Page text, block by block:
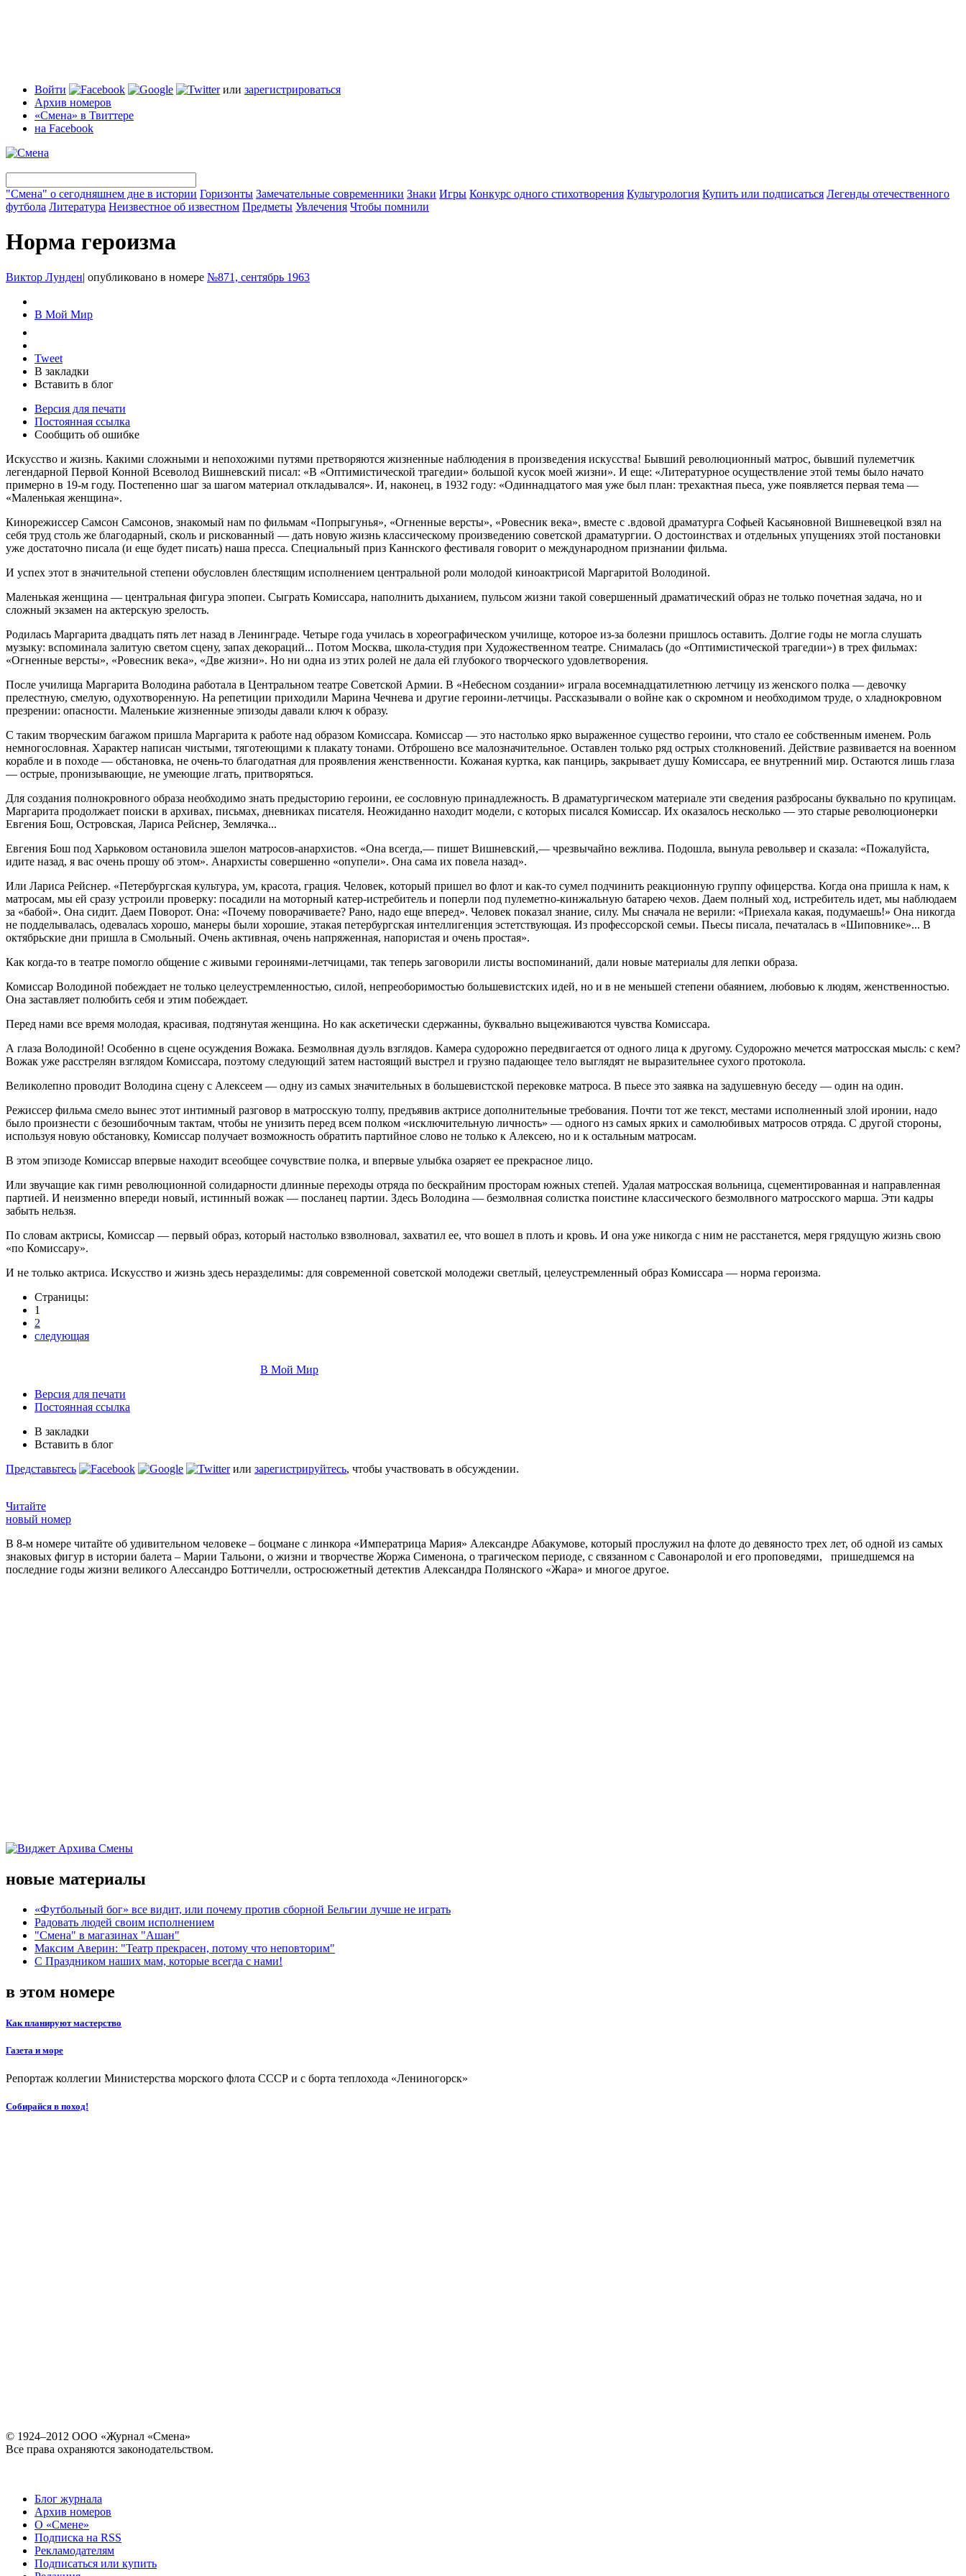
Войти или зарегистрироваться
Архив номеров
«Смена» в Твиттере
на Facebook
"Смена" о сегодняшнем дне в истории Горизонты Замечательные современники Знаки Игры Конкурс одного стихотворения Культурология Купить или подписаться Легенды отечественного
футбола Литература Неизвестное об известном Предметы Увлечения Чтобы помнили
Норма героизма
Виктор Лунден| опубликовано в номере №871, сентябрь 1963
В Мой Мир
Tweet
В закладки
Вставить в блог
Версия для печати
Постоянная ссылка
Сообщить об ошибке
Искусство и жизнь. Какими сложными и непохожими путями претворяются жизненные наблюдения в произведения искусства! Бывший революционный матрос, бывший пулеметчик
легендарной Первой Конной Всеволод Вишневский писал: «В «Оптимистической трагедии» большой кусок моей жизни». И еще: «Литературное осуществление этой темы было начато
примерно в 19-м году. Постепенно шаг за шагом материал откладывался». И, наконец, в 1932 году: «Одиннадцатого мая уже был план: трехактная пьеса, уже появляется первая тема —
«Маленькая женщина».
Кинорежиссер Самсон Самсонов, знакомый нам по фильмам «Попрыгунья», «Огненные версты», «Ровесник века», вместе с .вдовой драматурга Софьей Касьяновной Вишневецкой взял на
себя труд столь же благодарный, сколь и рискованный — дать новую жизнь классическому произведению советской драматургии. О достоинствах и отдельных упущениях этой постановки
уже достаточно писала (и еще будет писать) наша пресса. Специальный приз Каннского фестиваля говорит о международном признании фильма.
И успех этот в значительной степени обусловлен блестящим исполнением центральной роли молодой киноактрисой Маргаритой Володиной.
Маленькая женщина — центральная фигура эпопеи. Сыграть Комиссара, наполнить дыханием, пульсом жизни такой совершенный драматический образ не только почетная задача, но и
сложный экзамен на актерскую зрелость.
Родилась Маргарита двадцать пять лет назад в Ленинграде. Четыре года училась в хореографическом училище, которое из-за болезни пришлось оставить. Долгие годы не могла слушать
музыку: вспоминала залитую светом сцену, запах декораций... Потом Москва, школа-студия при Художественном театре. Снималась (до «Оптимистической трагедии») в трех фильмах:
«Огненные версты», «Ровесник века», «Две жизни». Но ни одна из этих ролей не дала ей глубокого творческого удовлетворения.
После училища Маргарита Володина работала в Центральном театре Советской Армии. В «Небесном создании» играла восемнадцатилетнюю летчицу из женского полка — девочку
прелестную, смелую, одухотворенную. На репетиции приходили Марина Чечнева и другие героини-летчицы. Рассказывали о войне как о скромном и необходимом труде, о хладнокровном
презрении: опасности. Маленькие жизненные эпизоды давали ключ к образу.
С таким творческим багажом пришла Маргарита к работе над образом Комиссара. Комиссар — это настолько ярко выраженное существо героини, что стало ее собственным именем. Роль
немногословная. Характер написан чистыми, тяготеющими к плакату тонами. Отброшено все малозначительное. Оставлен только ряд острых столкновений. Действие развивается на военном
корабле и в походе — обстановка, не очень-то благодатная для проявления женственности. Кожаная куртка, как панцирь, закрывает душу Комиссара, ее внутренний мир. Остаются лишь глаза
— острые, пронизывающие, не умеющие лгать, притворяться.
Для создания полнокровного образа необходимо знать предысторию героини, ее сословную принадлежность. В драматургическом материале эти сведения разбросаны буквально по крупицам.
Маргарита продолжает поиски в архивах, письмах, дневниках писателя. Неожиданно находит модели, с которых писался Комиссар. Их оказалось несколько — это старые революционерки
Евгения Бош, Островская, Лариса Рейснер, Землячка...
Евгения Бош под Харьковом остановила эшелон матросов-анархистов. «Она всегда,— пишет Вишневский,— чрезвычайно вежлива. Подошла, вынула револьвер и сказала: «Пожалуйста,
идите назад, я вас очень прошу об этом». Анархисты совершенно «опупели». Она сама их повела назад».
Или Лариса Рейснер. «Петербургская культура, ум, красота, грация. Человек, который пришел во флот и как-то сумел подчинить реакционную группу офицерства. Когда она пришла к нам, к
матросам, мы ей сразу устроили проверку: посадили на моторный катер-истребитель и поперли под пулеметно-кинжальную батарею чехов. Даем полный ход, истребитель идет, мы наблюдаем
за «бабой». Она сидит. Даем Поворот. Она: «Почему поворачиваете? Рано, надо еще вперед». Человек показал знание, силу. Мы сначала не верили: «Приехала какая, подумаешь!» Она никогда
не подделывалась, одевалась хорошо, манеры были хорошие, этакая петербургская интеллигенция эстетствующая. Из профессорской семьи. Пьесы писала, печаталась в «Шиповнике»... В
октябрьские дни пришла в Смольный. Очень активная, очень напряженная, напористая и очень простая».
Как когда-то в театре помогло общение с живыми героинями-летчицами, так теперь заговорили листы воспоминаний, дали новые материалы для лепки образа.
Комиссар Володиной побеждает не только целеустремленностью, силой, непреоборимостью большевистских идей, но и в не меньшей степени обаянием, любовью к людям, женственностью.
Она заставляет полюбить себя и этим побеждает.
Перед нами все время молодая, красивая, подтянутая женщина. Но как аскетически сдержанны, буквально выцеживаются чувства Комиссара.
А глаза Володиной! Особенно в сцене осуждения Вожака. Безмолвная дуэль взглядов. Камера судорожно передвигается от одного лица к другому. Судорожно мечется матросская мысль: с кем?
Вожак уже расстрелян взглядом Комиссара, поэтому следующий затем настоящий выстрел и грузно падающее тело выглядят не выразительнее сухого протокола.
Великолепно проводит Володина сцену с Алексеем — одну из самых значительных в большевистской перековке матроса. В пьесе это заявка на задушевную беседу — один на один.
Режиссер фильма смело вынес этот интимный разговор в матросскую толпу, предъявив актрисе дополнительные требования. Почти тот же текст, местами исполненный злой иронии, надо
было произнести с безошибочным тактам, чтобы не унизить перед всем полком «исключительную личность» — одного нз самых ярких и самолюбивых матросов отряда. С другой стороны,
используя новую обстановку, Комиссар получает возможность обратить партийное слово не только к Алексею, но и к остальным матросам.
В этом эпизоде Комиссар впервые находит всеобщее сочувствие полка, и впервые улыбка озаряет ее прекрасное лицо.
Или звучащие как гимн революционной солидарности длинные переходы отряда по бескрайним просторам южных степей. Удалая матросская вольница, сцементированная и направленная
партией. И неизменно впереди новый, истинный вожак — посланец партии. Здесь Володина — безмолвная солистка поистине классического безмолвного матросского марша. Эти кадры
забыть нельзя.
По словам актрисы, Комиссар — первый образ, который настолько взволновал, захватил ее, что вошел в плоть и кровь. И она уже никогда с ним не расстанется, меря грядущую жизнь свою
«по Комиссару».
И не только актриса. Искусство и жизнь здесь неразделимы: для современной советской молодежи светлый, целеустремленный образ Комиссара — норма героизма.
Страницы:
1
2
следующая
В Мой Мир
Версия для печати
Постоянная ссылка
В закладки
Вставить в блог
Представьтесь
или зарегистрируйтесь, чтобы участвовать в обсуждении.
Читайте
новый номер
В 8-м номере читайте об удивительном человеке – боцмане с линкора «Императрица Мария» Александре Абакумове, который прослужил на флоте до девяносто трех лет, об одной из самых
знаковых фигур в истории балета – Марии Тальони, о жизни и творчестве Жоржа Сименона, о трагическом периоде, с связанном с Савонаролой и его проповедями, пришедшемся на
последние годы жизни великого Алессандро Боттичелли, остросюжетный детектив Александра Полянского «Жара» и многое другое.
новые материалы
«Футбольный бог» все видит, или почему против сборной Бельгии лучше не играть
Радовать людей своим исполнением
"Смена" в магазинах "Ашан"
Максим Аверин: "Театр прекрасен, потому что неповторим"
С Праздником наших мам, которые всегда с нами!
в этом номере
Как планируют мастерство
Газета и море
Репортаж коллегии Министерства морского флота СССР и с борта теплохода «Лениногорск»
Собирайся в поход!
© 1924–2012 ООО «Журнал «Смена»
Все права охраняются законодательством.
Блог журнала
Архив номеров
О «Смене»
Подписка на RSS
Рекламодателям
Подписаться или купить